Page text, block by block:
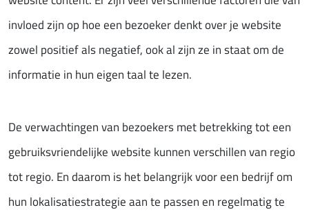
invloed zijn op hoe een bezoeker denkt over je website
zowel positief als negatief, ook al zijn ze in staat om de
informatie in hun eigen taal te lezen.
De verwachtingen van bezoekers met betrekking tot een
gebruiksvriendelijke website kunnen verschillen van regio
tot regio. En daarom is het belangrijk voor een bedrijf om
hun lokalisatiestrategie aan te passen en regelmatig te